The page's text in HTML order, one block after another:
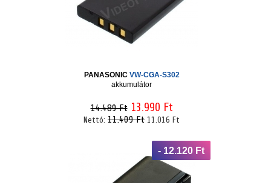
PANASONIC VW-CGA-S302
akkumulátor
14.489 Ft 13.990 Ft
Nettó: 11.409 Ft 11.016 Ft
- 12.120 Ft